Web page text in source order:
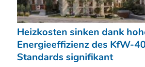
Heizkosten sinken dank
Energieeffizienz des KfW-
Standards signifikant